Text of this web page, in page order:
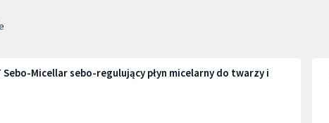
Sebo-Micellar sebo-regulujący płyn micelarny do twarzy i